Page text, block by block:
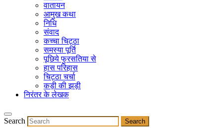
वातायन
आमुख कथा
निधि
संवाद
कच्चा चिट्ठा
समस्या पूर्ति
पूछिये फुरसतिया से
हास परिहास
चिट्ठा चर्चा
कड़ी की झड़ी
निरंतर के लेखक
Search